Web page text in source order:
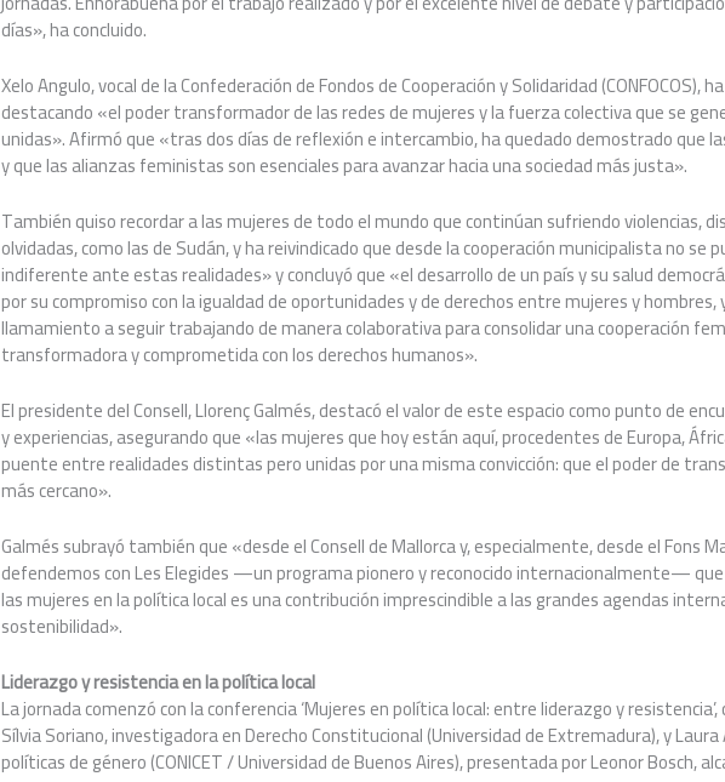
días», ha concluido.
Xelo Angulo, vocal de la Confederación de Fondos de Cooperación y Solidaridad (CONFOCOS),
destacando «el poder transformador de las redes de mujeres y la fuerza colectiva que se
unidas». Afirmó que «tras dos días de reflexión e intercambio, ha quedado demostrado que
y que las alianzas feministas son esenciales para avanzar hacia una sociedad más justa».
También quiso recordar a las mujeres de todo el mundo que continúan sufriendo violencias,
olvidadas, como las de Sudán, y ha reivindicado que desde la cooperación municipalista no se
indiferente ante estas realidades» y concluyó que «el desarrollo de un país y su salud
por su compromiso con la igualdad de oportunidades y de derechos entre mujeres y hombres,
llamamiento a seguir trabajando de manera colaborativa para consolidar una cooperación
transformadora y comprometida con los derechos humanos».
El presidente del Consell, Llorenç Galmés, destacó el valor de este espacio como punto de
y experiencias, asegurando que «las mujeres que hoy están aquí, procedentes de Europa,
puente entre realidades distintas pero unidas por una misma convicción: que el poder de
más cercano».
Galmés subrayó también que «desde el Consell de Mallorca y, especialmente, desde el Fons
defendemos con Les Elegides —un programa pionero y reconocido internacionalmente—
las mujeres en la política local es una contribución imprescindible a las grandes agendas
sostenibilidad».
Liderazgo y resistencia en la política local
La jornada comenzó con la conferencia ‘Mujeres en política local: entre liderazgo y
Sílvia Soriano, investigadora en Derecho Constitucional (Universidad de Extremadura), y
políticas de género (CONICET / Universidad de Buenos Aires), presentada por Leonor Bosch,